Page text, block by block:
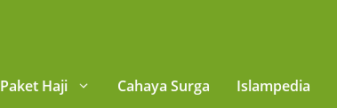
Paket Haji Cahaya Surga Islampedia